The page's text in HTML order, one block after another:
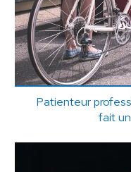
Patienteur
fait